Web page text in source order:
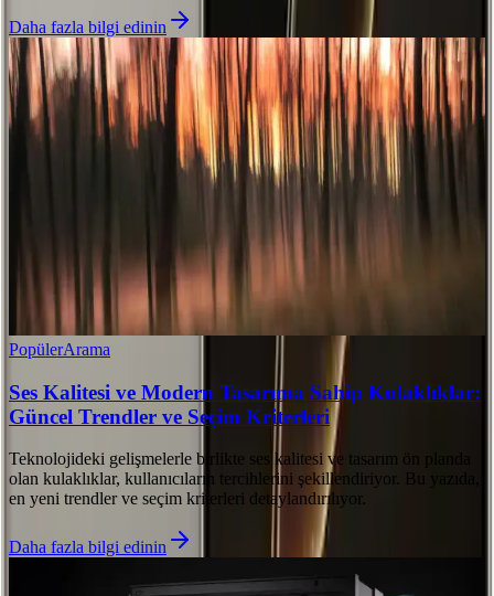
Daha fazla bilgi edinin
PopülerArama
Ses Kalitesi ve Modern Tasarıma Sahip Kulaklıklar:
Güncel Trendler ve Seçim Kriterleri
Teknolojideki gelişmelerle birlikte ses kalitesi ve tasarım ön planda
olan kulaklıklar, kullanıcıların tercihlerini şekillendiriyor. Bu yazıda,
en yeni trendler ve seçim kriterleri detaylandırılıyor.
Daha fazla bilgi edinin